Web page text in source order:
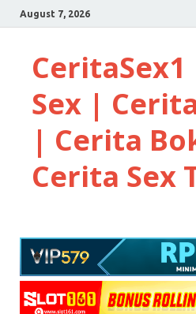
August 7, 2026
Sex |
| Cerita
Cerita Sex